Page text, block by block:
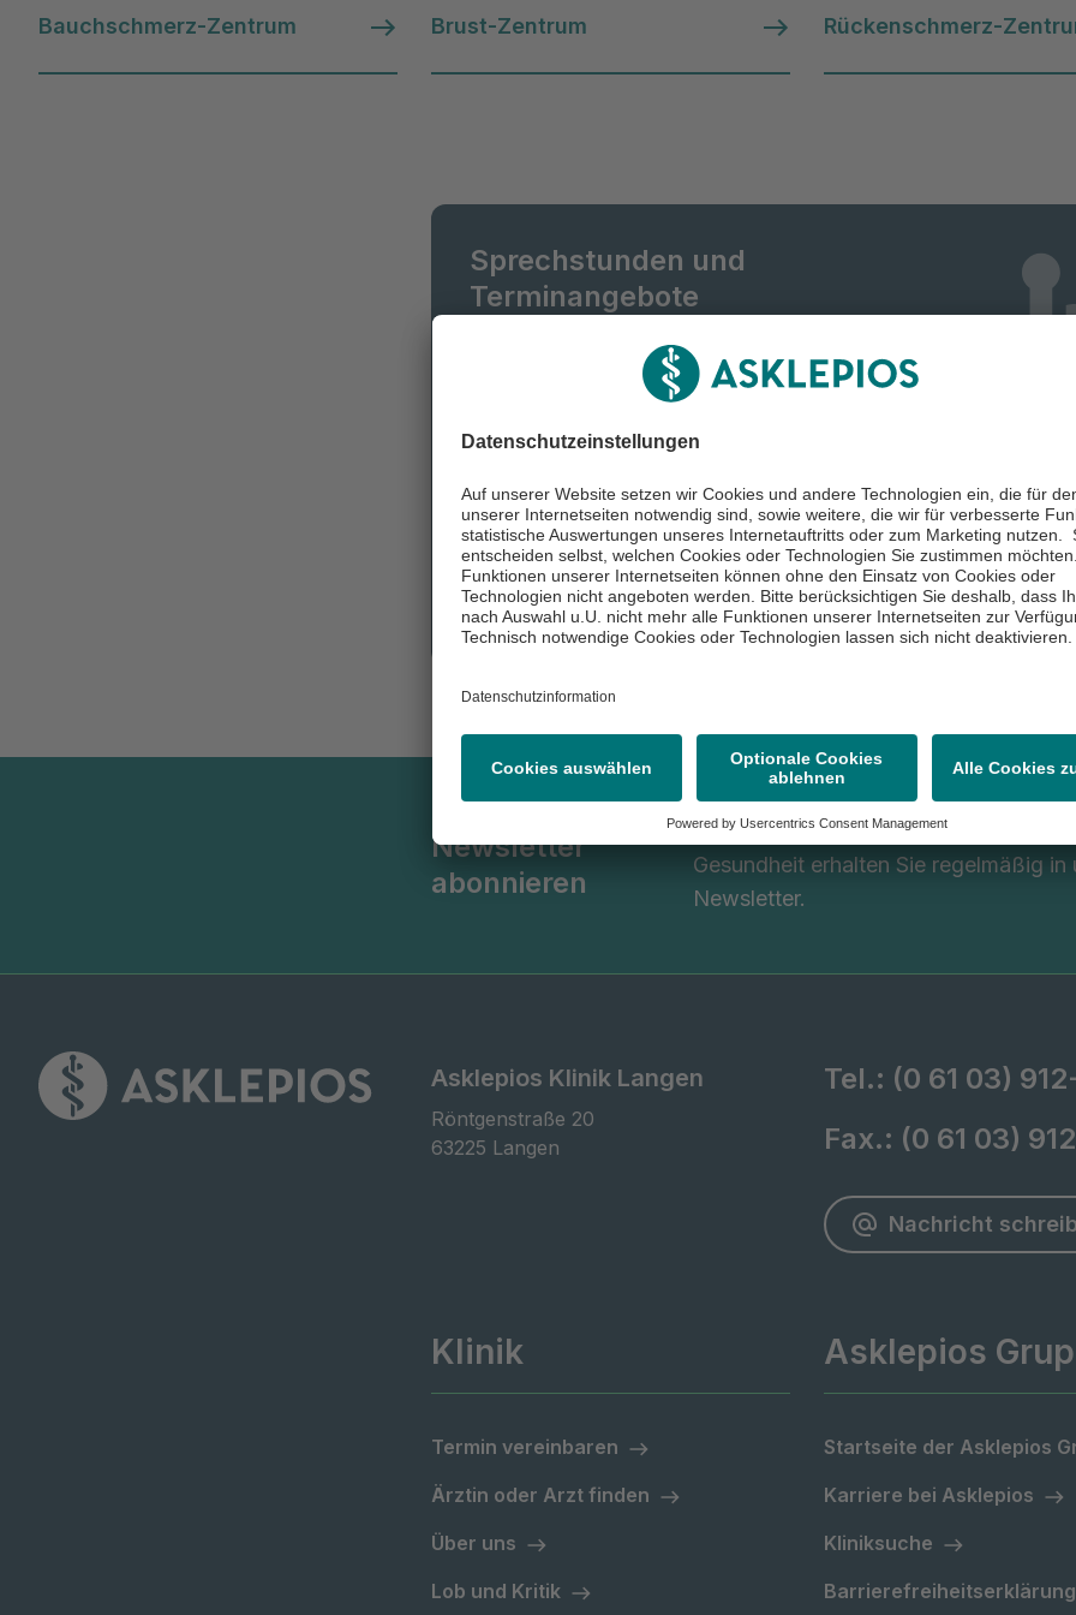
Bauchschmerz-Zentrum Brust-Zentrum Rückenschmerz-
Sprechstunden und
Terminangebote
Wir sind mit zahlreichen Sprechstunden und
Terminangeboten für Sie da. Buchen Sie jetzt
Termin buchen
unserer Klinik
ansehen
Newsletter
abonnieren
Viele wissenswerte Informationen
Gesundheit erhalten Sie regelmäßig
Newsletter.
Asklepios Klinik Langen
Röntgenstraße 20
63225 Langen
Tel.: (0 61 03)
Fax.: (0 61 03)
Nachricht
Klinik
Termin vereinbaren
Ärztin oder Arzt finden
Über uns
Lob und Kritik
Asklepios
Startseite der Asklepios
Karriere bei Asklepios
Kliniksuche
Barrierefreiheitserklärung